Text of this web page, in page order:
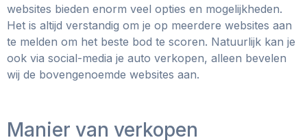
websites bieden enorm veel opties en mogelijkheden.
Het is altijd verstandig om je op meerdere websites aan
te melden om het beste bod te scoren. Natuurlijk kan je
ook via social-media je auto verkopen, alleen bevelen
wij de bovengenoemde websites aan.
Manier van verkopen